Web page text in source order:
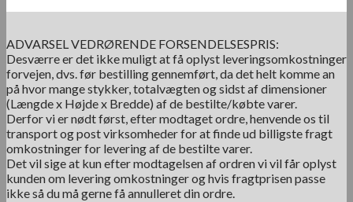
ADVARSEL VEDRØRENDE FORSENDELSESPRIS:
Desværre er det ikke muligt at få oplyst leveringsomkostninger
forvejen, dvs. før bestilling gennemført, da det helt komme an
på hvor mange stykker, totalvægten og sidst af dimensioner
(Længde x Højde x Bredde) af de bestilte/købte varer.
Derfor vi er nødt først, efter modtaget ordre, henvende os til
transport og post virksomheder for at finde ud billigste fragt
omkostninger for levering af de bestilte varer.
Det vil sige at kun efter modtagelsen af ordren vi vil får oplyst
kunden om levering omkostninger og hvis fragtprisen passe
ikke så du må gerne få annulleret din ordre.